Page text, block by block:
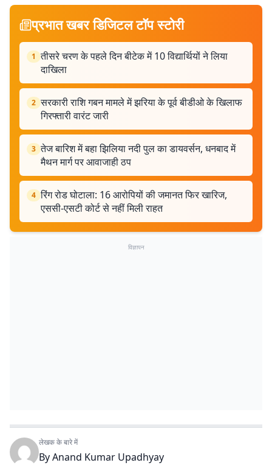
प्रभात खबर डिजिटल टॉप स्टोरी
1 तीसरे चरण के पहले दिन बीटेक में 10 विद्यार्थियों ने लिया
दाखिला
2 सरकारी राशि गबन मामले में झरिया के पूर्व बीडीओ के खिलाफ
गिरफ्तारी वारंट जारी
3 तेज बारिश में बहा झिलिया नदी पुल का डायवर्सन, धनबाद में
मैथन मार्ग पर आवाजाही ठप
4 रिंग रोड घोटाला: 16 आरोपियों की जमानत फिर खारिज,
एससी-एसटी कोर्ट से नहीं मिली राहत
विज्ञापन
लेखक के बारे में
ByAnand Kumar Upadhyay